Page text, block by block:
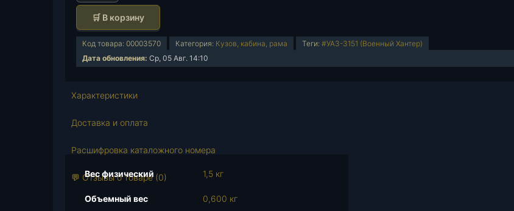
о
и
т
о
о
а
🛒 В корзину
Код товара: 00003570 Категория: Кузов, кабина, рама Теги: #УАЗ-3151 (Военный Хантер)
Дата обновления: Ср, 05 Авг. 14:10
Характеристики
Доставка и оплата
Расшифровка каталожного номера
💬 Отзывы о товаре (0)
Вес физический 1,5 кг
Объемный вес 0,600 кг